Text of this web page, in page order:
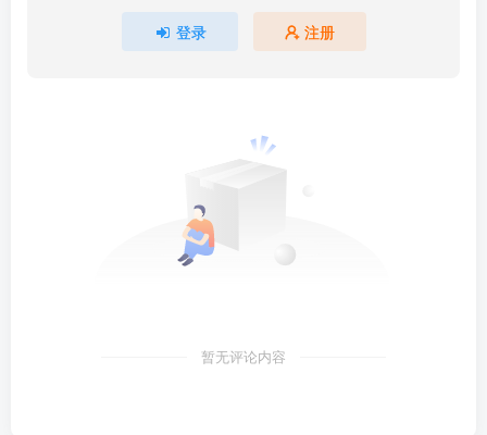
登录 注册
暂无评论内容